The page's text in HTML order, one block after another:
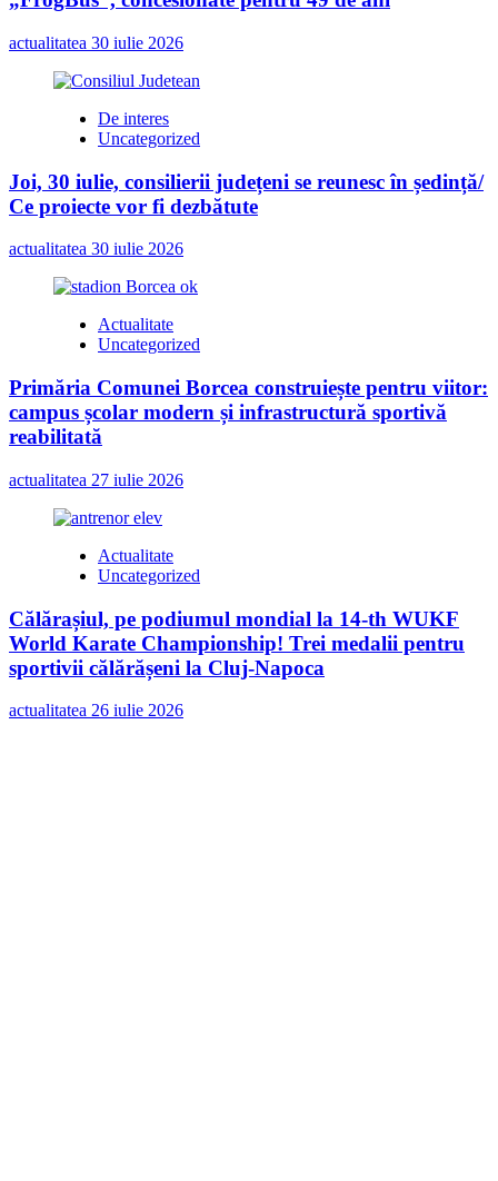
actualitatea 30 iulie 2026
De interes
Uncategorized
Joi, 30 iulie, consilierii județeni se reunesc în ședință/
Ce proiecte vor fi dezbătute
actualitatea 30 iulie 2026
Actualitate
Uncategorized
Primăria Comunei Borcea construiește pentru viitor:
campus școlar modern și infrastructură sportivă
reabilitată
actualitatea 27 iulie 2026
Actualitate
Uncategorized
Călărașiul, pe podiumul mondial la 14-th WUKF
World Karate Championship! Trei medalii pentru
sportivii călărășeni la Cluj-Napoca
actualitatea 26 iulie 2026